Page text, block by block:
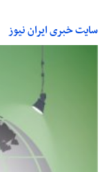
سایت خبری ایران نیوز